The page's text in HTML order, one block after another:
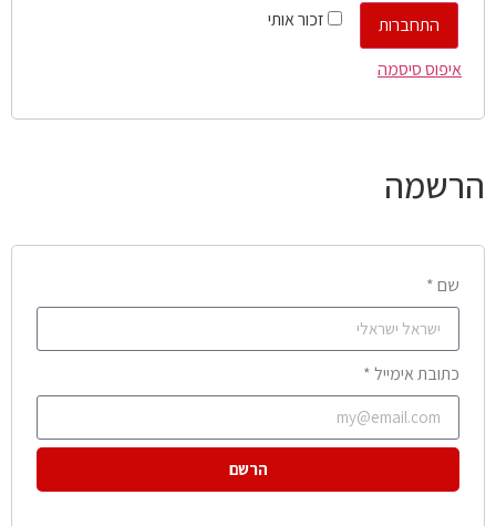
זכור אותי
התחברות
איפוס סיסמה
הרשמה
שם *
כתובת אימייל *
הרשם